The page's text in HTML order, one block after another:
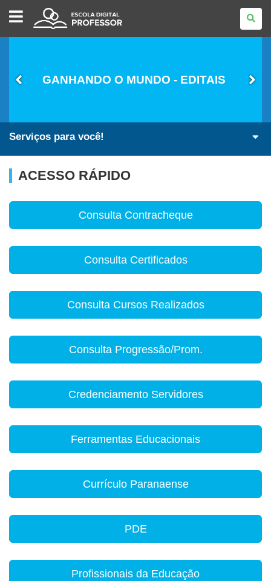
ESCOLA
DIGITAL
-
PROFESSOR
GANHANDO O MUNDO - EDITAIS
Serviços para você!
ACESSO RÁPIDO
Consulta Contracheque
Consulta Certificados
Consulta Cursos Realizados
Consulta Progressão/Prom.
Credenciamento Servidores
Ferramentas Educacionais
Currículo Paranaense
PDE
Profissionais da Educação